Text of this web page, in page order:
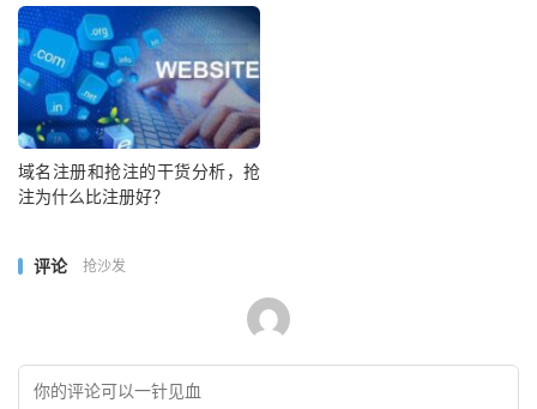
域名注册和抢注的干货分析，抢
注为什么比注册好？
评论 抢沙发